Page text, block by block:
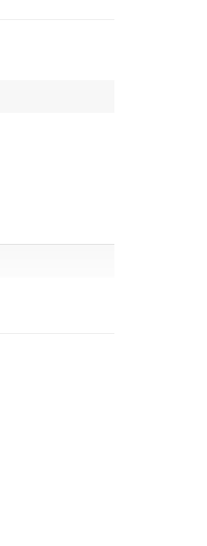
роблять
виклик